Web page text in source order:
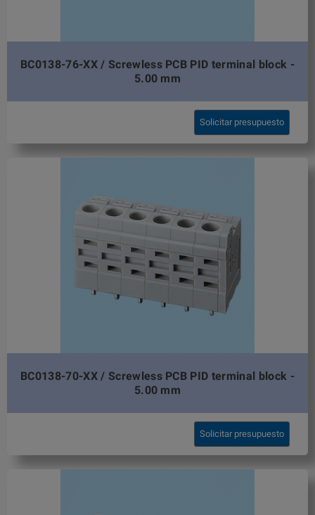
BC0138-76-XX / Screwless PCB PID terminal block -
5.00 mm
Solicitar presupuesto
BC0138-70-XX / Screwless PCB PID terminal block -
5.00 mm
Solicitar presupuesto